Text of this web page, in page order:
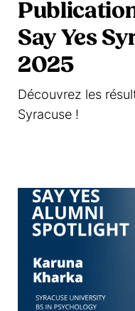
Say Yes
2025
Découvrez les
Syracuse !